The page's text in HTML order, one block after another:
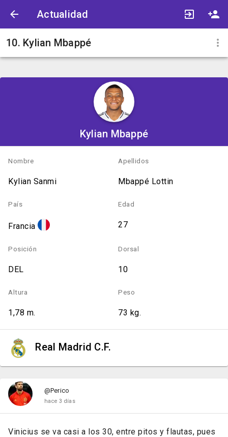
Actualidad
10. Kylian Mbappé
Kylian Mbappé
Nombre
Kylian Sanmi
Apellidos
Mbappé Lottin
País
Francia
Edad
27
Posición
DEL
Dorsal
10
Altura
1,78 m.
Peso
73 kg.
Real Madrid C.F.
@Perico
hace 3 días
Vinicius se va casi a los 30, entre pitos y flautas, pues